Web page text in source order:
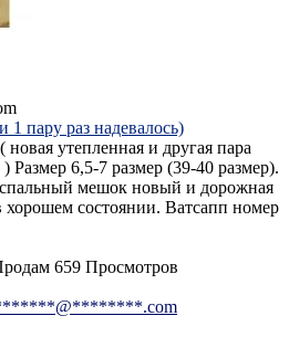
1 пару раз надевалось)
утепленная и другая пара
Размер 6,5-7 размер (39-40 размер).
спальный мешок новый и дорожная
хорошем состоянии. Ватсапп номер
659 Просмотров